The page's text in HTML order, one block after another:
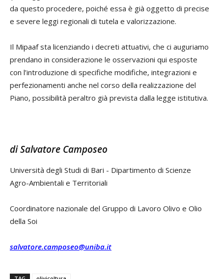
da questo procedere, poiché essa è già oggetto di precise
e severe leggi regionali di tutela e valorizzazione.
Il Mipaaf sta licenziando i decreti attuativi, che ci auguriamo
prendano in considerazione le osservazioni qui esposte
con l’introduzione di specifiche modifiche, integrazioni e
perfezionamenti anche nel corso della realizzazione del
Piano, possibilità peraltro già prevista dalla legge istitutiva.
di Salvatore Camposeo
Università degli Studi di Bari - Dipartimento di Scienze
Agro-Ambientali e Territoriali
Coordinatore nazionale del Gruppo di Lavoro Olivo e Olio
della Soi
salvatore.camposeo@uniba.it